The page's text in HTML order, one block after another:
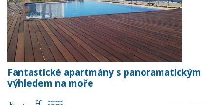
Fantastické apartmány s panoramatickým
výhledem na moře